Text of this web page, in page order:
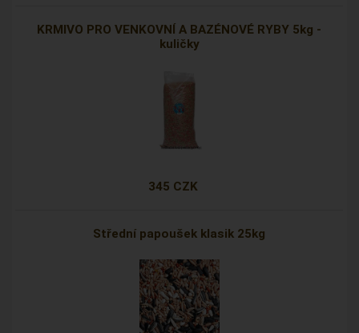
KRMIVO PRO VENKOVNÍ A BAZÉNOVÉ RYBY 5kg -
kuličky
345 CZK
Střední papoušek klasik 25kg